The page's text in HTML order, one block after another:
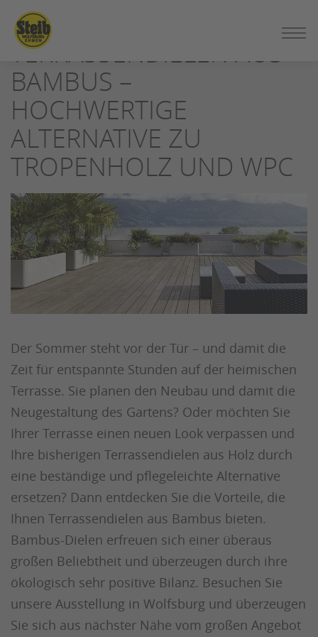
ZUM
SEITENINHALT
SPRINGEN
TERRASSENDIELEN AUS
BAMBUS –
HOCHWERTIGE
ALTERNATIVE ZU
TROPENHOLZ UND WPC
Der Sommer steht vor der Tür – und damit die
Zeit für entspannte Stunden auf der heimischen
Terrasse. Sie planen den Neubau und damit die
Neugestaltung des Gartens? Oder möchten Sie
Ihrer Terrasse einen neuen Look verpassen und
Ihre bisherigen Terrassendielen aus Holz durch
eine beständige und pflegeleichte Alternative
ersetzen? Dann entdecken Sie die Vorteile, die
Ihnen Terrassendielen aus Bambus bieten.
Bambus-Dielen erfreuen sich einer überaus
großen Beliebtheit und überzeugen durch ihre
ökologisch sehr positive Bilanz. Besuchen Sie
unsere Ausstellung in Wolfsburg und überzeugen
Sie sich aus nächster Nähe vom großen Angebot